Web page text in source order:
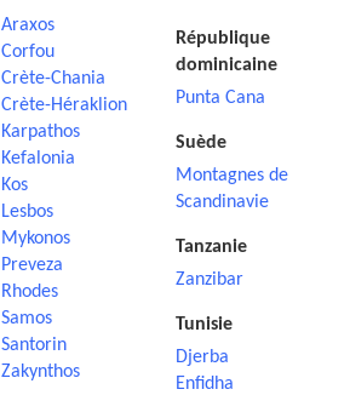
Araxos
Corfou
Crète-Chania
Crète-Héraklion
Karpathos
Kefalonia
Kos
Lesbos
Mykonos
Preveza
Rhodes
Samos
Santorin
Zakynthos
République
dominicaine
Punta Cana
Suède
Montagnes de
Scandinavie
Tanzanie
Zanzibar
Tunisie
Djerba
Enfidha